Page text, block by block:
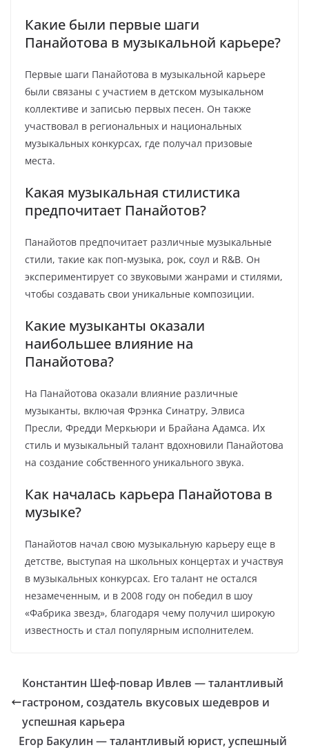
Какие были первые шаги
Панайотова в музыкальной карьере?
Первые шаги Панайотова в музыкальной карьере
были связаны с участием в детском музыкальном
коллективе и записью первых песен. Он также
участвовал в региональных и национальных
музыкальных конкурсах, где получал призовые
места.
Какая музыкальная стилистика
предпочитает Панайотов?
Панайотов предпочитает различные музыкальные
стили, такие как поп-музыка, рок, соул и R&B. Он
экспериментирует со звуковыми жанрами и стилями,
чтобы создавать свои уникальные композиции.
Какие музыканты оказали
наибольшее влияние на
Панайотова?
На Панайотова оказали влияние различные
музыканты, включая Фрэнка Синатру, Элвиса
Пресли, Фредди Меркьюри и Брайана Адамса. Их
стиль и музыкальный талант вдохновили Панайотова
на создание собственного уникального звука.
Как началась карьера Панайотова в
музыке?
Панайотов начал свою музыкальную карьеру еще в
детстве, выступая на школьных концертах и участвуя
в музыкальных конкурсах. Его талант не остался
незамеченным, и в 2008 году он победил в шоу
«Фабрика звезд», благодаря чему получил широкую
известность и стал популярным исполнителем.
Константин Шеф-повар Ивлев — талантливый
гастроном, создатель вкусовых шедевров и
успешная карьера
Егор Бакулин — талантливый юрист, успешный